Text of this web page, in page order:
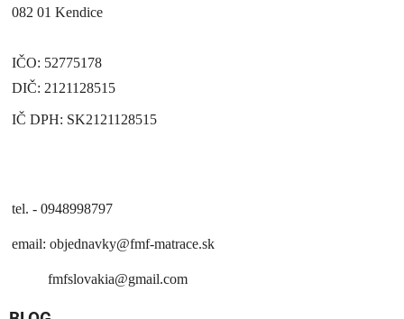
082 01 Kendice
IČO: 52775178
DIČ: 2121128515
IČ DPH: SK2121128515
tel. - 0948998797
email: objednavky@fmf-matrace.sk
fmfslovakia@gmail.com